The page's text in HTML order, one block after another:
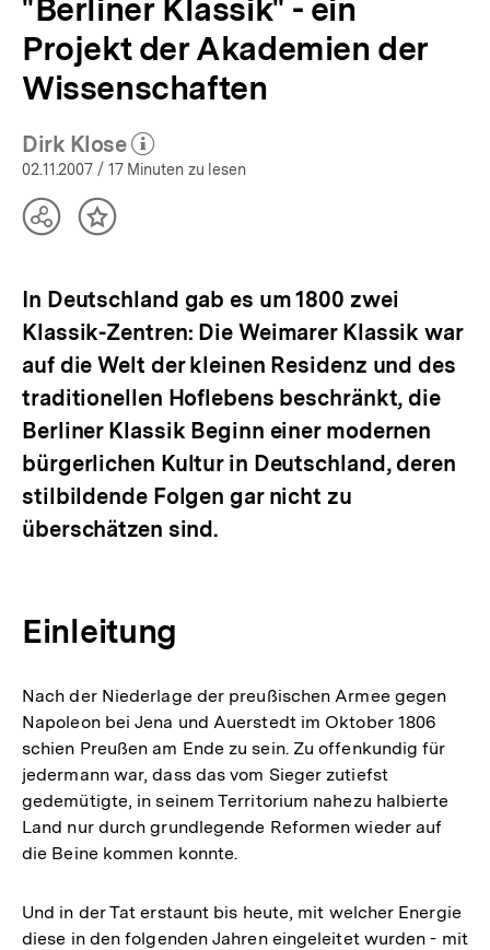
"Berliner Klassik" - ein
Projekt der Akademien der
Wissenschaften
Dirk Klose
(Mehr zum Autor)
öffnen
02.11.2007 / 17 Minuten zu lesen
TeilenInhalt
In Deutschland gab es um 1800 zwei
Klassik-Zentren: Die Weimarer Klassik war
auf die Welt der kleinen Residenz und des
traditionellen Hoflebens beschränkt, die
Berliner Klassik Beginn einer modernen
bürgerlichen Kultur in Deutschland, deren
stilbildende Folgen gar nicht zu
überschätzen sind.
Einleitung
Nach der Niederlage der preußischen Armee gegen
Napoleon bei Jena und Auerstedt im Oktober 1806
schien Preußen am Ende zu sein. Zu offenkundig für
jedermann war, dass das vom Sieger zutiefst
gedemütigte, in seinem Territorium nahezu halbierte
Land nur durch grundlegende Reformen wieder auf
die Beine kommen konnte.
Und in der Tat erstaunt bis heute, mit welcher Energie
diese in den folgenden Jahren eingeleitet wurden - mit